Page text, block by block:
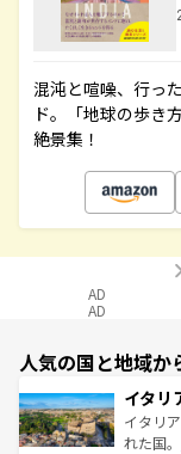
混沌と喧噪、行っ
ド。「地球の歩き
絶景集！
AD
AD
人気の国と地域か
イタリ
イタリ
れた国。